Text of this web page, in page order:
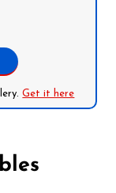
Get it here